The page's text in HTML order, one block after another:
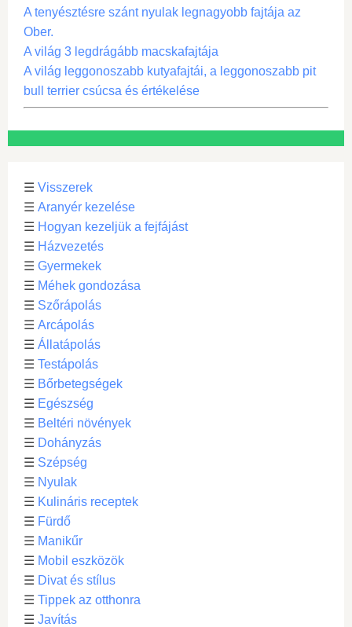
A tenyésztésre szánt nyulak legnagyobb fajtája az
Ober.
A világ 3 legdrágább macskafajtája
A világ leggonoszabb kutyafajtái, a leggonoszabb pit
bull terrier csúcsa és értékelése
☰ Visszerek
☰ Aranyér kezelése
☰ Hogyan kezeljük a fejfájást
☰ Házvezetés
☰ Gyermekek
☰ Méhek gondozása
☰ Szőrápolás
☰ Arcápolás
☰ Állatápolás
☰ Testápolás
☰ Bőrbetegségek
☰ Egészség
☰ Beltéri növények
☰ Dohányzás
☰ Szépség
☰ Nyulak
☰ Kulináris receptek
☰ Fürdő
☰ Manikűr
☰ Mobil eszközök
☰ Divat és stílus
☰ Tippek az otthonra
☰ Javítás